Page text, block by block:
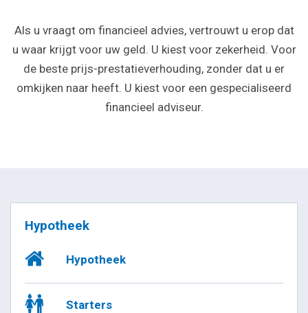
Als u vraagt om financieel advies, vertrouwt u erop dat
u waar krijgt voor uw geld. U kiest voor zekerheid. Voor
de beste prijs-prestatieverhouding, zonder dat u er
omkijken naar heeft. U kiest voor een gespecialiseerd
financieel adviseur.
Hypotheek
Hypotheek
Starters